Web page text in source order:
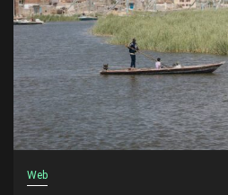
Web